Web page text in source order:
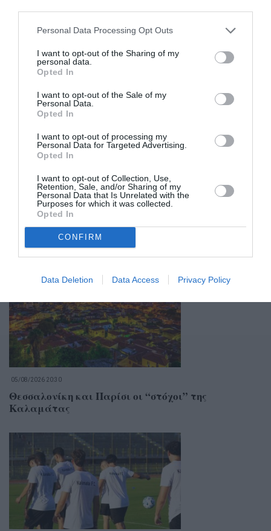
Personal Data Processing Opt Outs
I want to opt-out of the Sharing of my
personal data.
Opted In
I want to opt-out of the Sale of my
Personal Data.
Opted In
I want to opt-out of processing my
Personal Data for Targeted Advertising.
Opted In
I want to opt-out of Collection, Use,
Retention, Sale, and/or Sharing of my
Personal Data that Is Unrelated with the
Purposes for which it was collected.
Opted In
CONFIRM
Data Deletion Data Access Privacy Policy
Σχετικά Άρθρα
05/08/2026 20:30
Θεσσαλονίκη και Παρίσι οι “στόχοι” της
Καλαμάτας